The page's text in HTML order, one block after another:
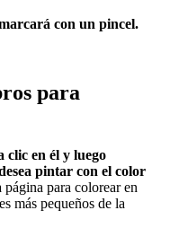
con un pincel.
para
clic en él y luego
pintar con el color
página para colorear en
más pequeños de la